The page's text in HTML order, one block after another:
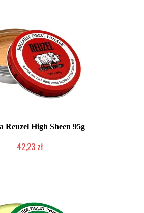
Reuzel High Sheen 95g
42,23 zł